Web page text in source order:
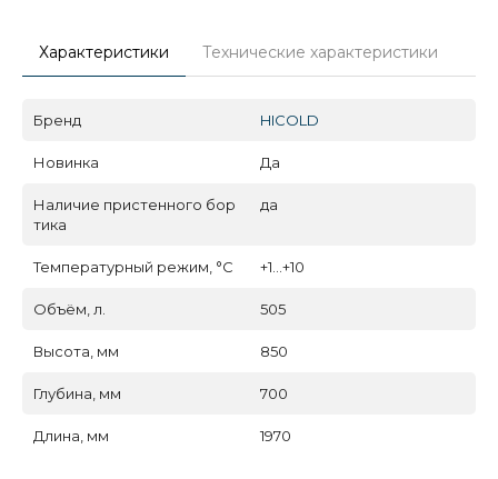
Характеристики Технические характеристики
Бренд HICOLD
Новинка Да
Наличие пристенного бор
тика
да
Температурный режим, °C +1...+10
Объём, л. 505
Высота, мм 850
Глубина, мм 700
Длина, мм 1970